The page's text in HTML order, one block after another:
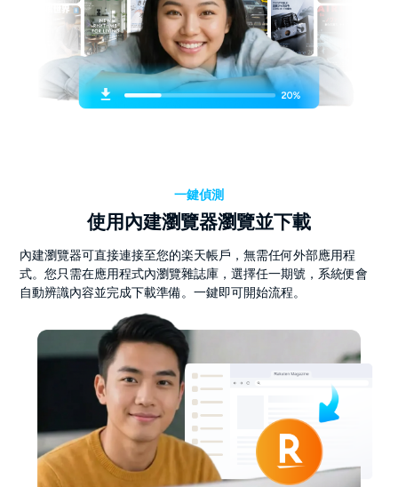
一鍵偵測
使用內建瀏覽器瀏覽並下載
內建瀏覽器可直接連接至您的楽天帳戶，無需任何外部應用程
式。您只需在應用程式內瀏覽雜誌庫，選擇任一期號，系統便會
自動辨識內容並完成下載準備。一鍵即可開始流程。